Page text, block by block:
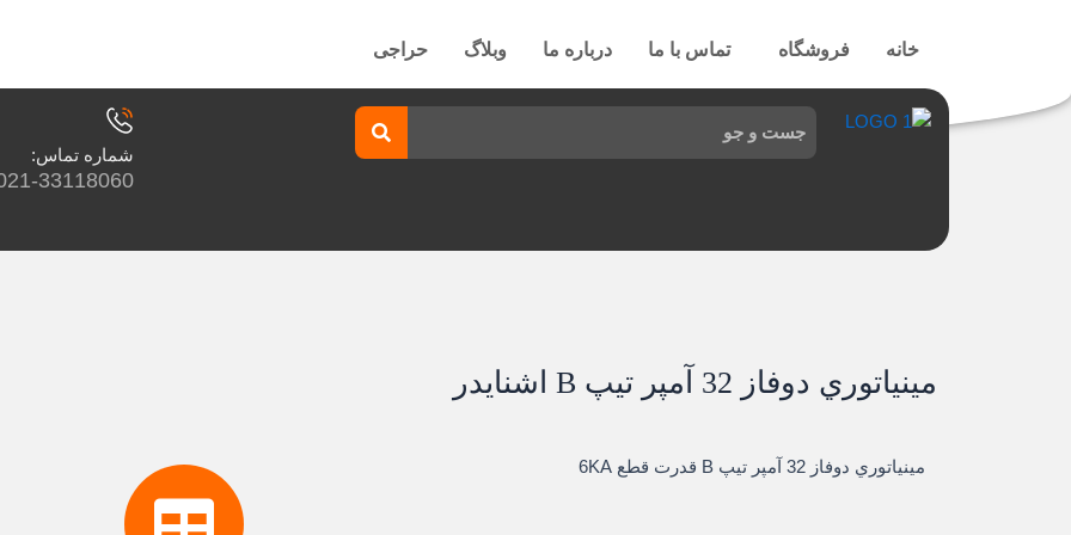
خانه فروشگاه تماس با ما درباره ما وبلاگ حراجی
شماره تماس:
33118060
مينياتوري دوفاز 32 آمپر تيپ B اشنایدر
مينياتوري دوفاز 32 آمپر تيپ B قدرت قطع 6KA